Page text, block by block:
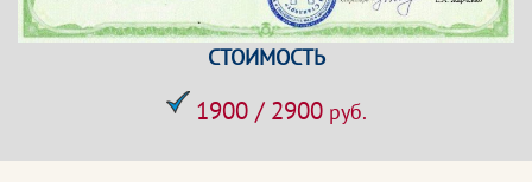
СТОИМОСТЬ
1900 / 2900руб.